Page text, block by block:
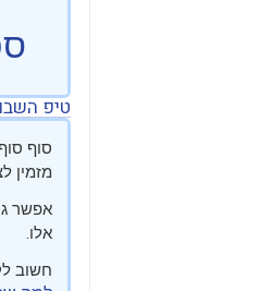
טיפ
סוף
מזמין
אפשר
אלו.
חשוב